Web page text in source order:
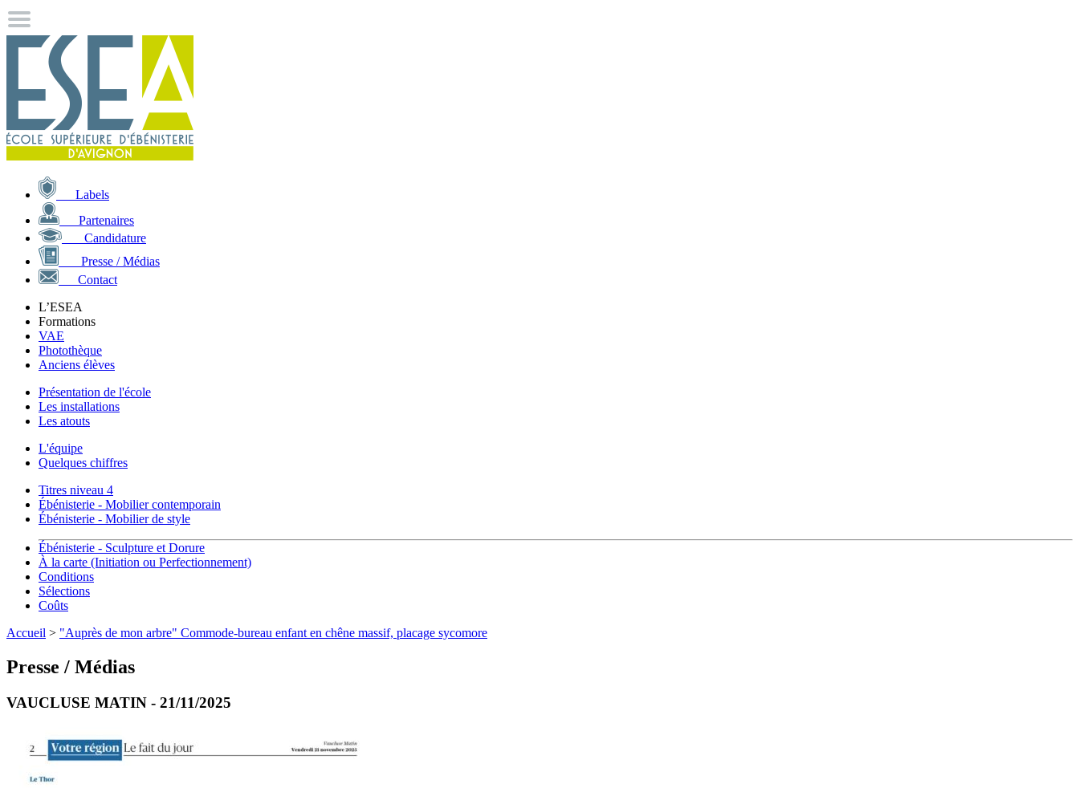
Labels
Partenaires
Candidature
Presse / Médias
Contact
L’ESEA
Formations
VAE
Photothèque
Anciens élèves
Présentation de l'école
Les installations
Les atouts
L'équipe
Quelques chiffres
Titres niveau 4
Ébénisterie - Mobilier contemporain
Ébénisterie - Mobilier de style
Ébénisterie - Sculpture et Dorure
À la carte (Initiation ou Perfectionnement)
Conditions
Sélections
Coûts
Accueil > "Auprès de mon arbre" Commode-bureau enfant en chêne massif, placage sycomore
Presse / Médias
VAUCLUSE MATIN - 21/11/2025